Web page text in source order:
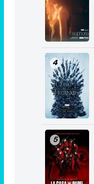
4
5